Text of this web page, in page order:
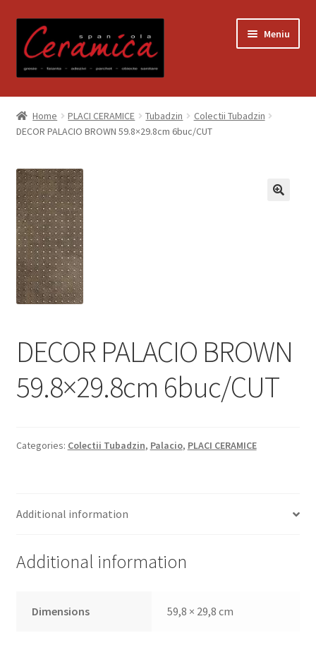
la
navigare
la
conținut
Meniu
Prima pagină
Blog
Contact
Contul meu
Coș
Despre noi
Plata si Livrare
Politică de confidențialitate
Magazin
Home PLACI CERAMICE Tubadzin
Colectii Tubadzin
DECOR PALACIO BROWN 59.8×29.8cm 6buc/CUT
DECOR PALACIO BROWN
59.8×29.8cm 6buc/CUT
Categories: Colectii Tubadzin, Palacio, PLACI CERAMICE
Additional information
Additional information
Dimensions 59,8 × 29,8 cm